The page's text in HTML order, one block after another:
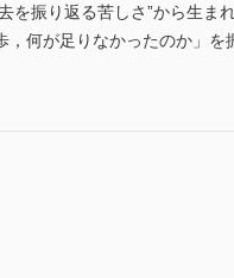
を振り返る苦しさ”から生
，何が足りなかったのか」